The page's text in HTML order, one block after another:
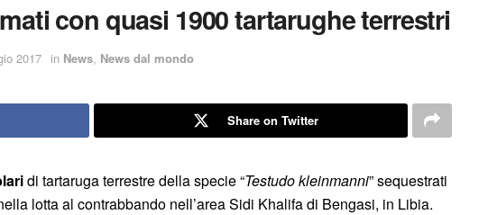
con quasi 1900 tartarughe terrestri
2017 in News, News dal mondo
Share on Twitter
di tartaruga terrestre della specie “Testudo kleinmanni” sequestrati
lotta al contrabbando nell’area Sidi Khalifa di Bengasi, in Libia.